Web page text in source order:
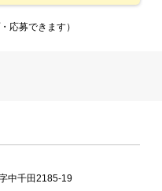
応募できます）
中千田2185-19